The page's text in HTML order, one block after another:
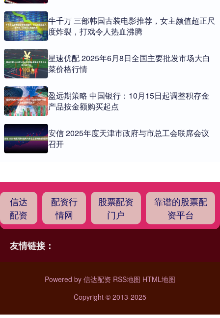
牛千万 三部韩国古装电影推荐，女主颜值超正尺
度炸裂，打戏令人热血沸腾
星速优配 2025年6月8日全国主要批发市场大白
菜价格行情
盈远期策略 中国银行：10月15日起调整积存金
产品按金额购买起点
安信 2025年度天津市政府与市总工会联席会议
召开
信达
配资
配资行
情网
股票配资
门户
靠谱的股票配
资平台
友情链接：
Powered by 信达配资 RSS地图 HTML地图
Copyright © 2013-2025